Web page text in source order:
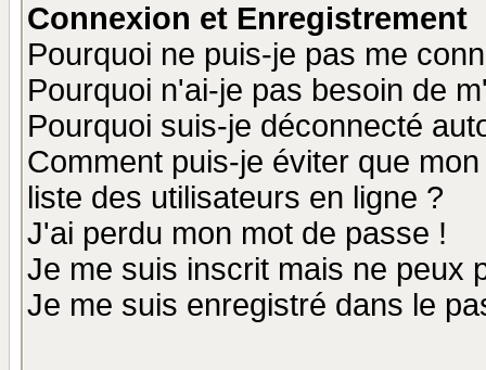
Connexion et Enregistrement
Pourquoi ne puis-je pas me
Pourquoi n'ai-je pas besoin de
Pourquoi suis-je déconnecté
Comment puis-je éviter que
liste des utilisateurs en ligne ?
J'ai perdu mon mot de passe !
Je me suis inscrit mais ne peux
Je me suis enregistré dans le